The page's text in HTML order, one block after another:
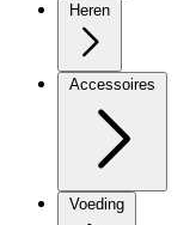
Heren
Accessoires
Voeding